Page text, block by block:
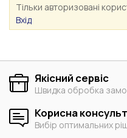
Тільки авторизовані
Вхід
Якісний сервіс
Швидка обробка
Корисна
Вибір оптимальних